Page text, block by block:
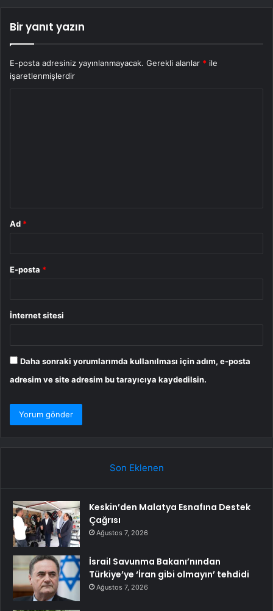
Bir yanıt yazın
E-posta adresiniz yayınlanmayacak. Gerekli alanlar * ile
işaretlenmişlerdir
Ad *
E-posta *
İnternet sitesi
Daha sonraki yorumlarımda kullanılması için adım, e-posta
adresim ve site adresim bu tarayıcıya kaydedilsin.
Son Eklenen
Keskin’den Malatya Esnafına Destek
Çağrısı
Ağustos 7, 2026
İsrail Savunma Bakanı’nından
Türkiye’ye ‘İran gibi olmayın’ tehdidi
Ağustos 7, 2026